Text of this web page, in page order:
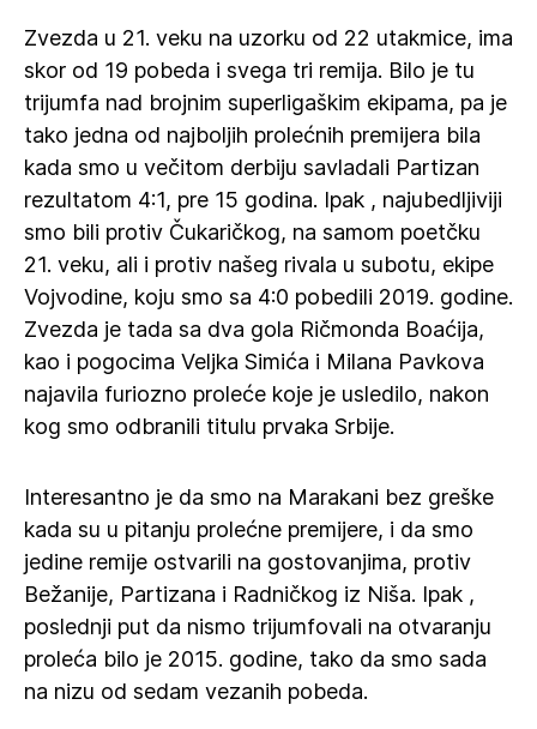
Zvezda u 21. veku na uzorku od 22 utakmice, ima
skor od 19 pobeda i svega tri remija. Bilo je tu
trijumfa nad brojnim superligaškim ekipama, pa je
tako jedna od najboljih prolećnih premijera bila
kada smo u večitom derbiju savladali Partizan
rezultatom 4:1, pre 15 godina. Ipak , najubedljiviji
smo bili protiv Čukaričkog, na samom poetčku
21. veku, ali i protiv našeg rivala u subotu, ekipe
Vojvodine, koju smo sa 4:0 pobedili 2019. godine.
Zvezda je tada sa dva gola Ričmonda Boaćija,
kao i pogocima Veljka Simića i Milana Pavkova
najavila furiozno proleće koje je usledilo, nakon
kog smo odbranili titulu prvaka Srbije.
Interesantno je da smo na Marakani bez greške
kada su u pitanju prolećne premijere, i da smo
jedine remije ostvarili na gostovanjima, protiv
Bežanije, Partizana i Radničkog iz Niša. Ipak ,
poslednji put da nismo trijumfovali na otvaranju
proleća bilo je 2015. godine, tako da smo sada
na nizu od sedam vezanih pobeda.